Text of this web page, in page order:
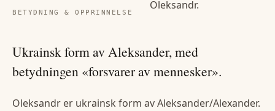
BETYDNING & OPPRINNELSE
Oleksandr.
Ukrainsk form av Aleksander, med
betydningen «forsvarer av mennesker».
Oleksandr er ukrainsk form av Aleksander/Alexander.